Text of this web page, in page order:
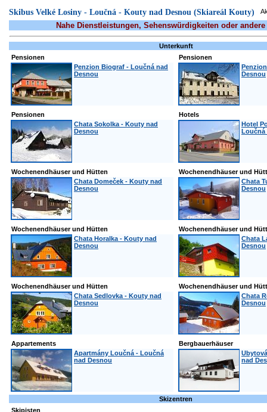
Skibus Velké Losiny - Loučná - Kouty nad Desnou (Skiareál Kouty)
Nahe Dienstleistungen, Sehenswürdigkeiten oder andere
Unterkunft
Pensionen
Penzion Biograf - Loučná nad
Desnou
Pensionen
Desnou
Pensionen
Chata Sokolka - Kouty nad
Desnou
Hotels
Hotel
Loučná
Wochenendhäuser und Hütten
Chata Domeček - Kouty nad
Desnou
Wochenendhäuser und
Chata
Desnou
Wochenendhäuser und Hütten
Chata Horalka - Kouty nad
Desnou
Wochenendhäuser und
Chata
Desnou
Wochenendhäuser und Hütten
Chata Sedlovka - Kouty nad
Desnou
Wochenendhäuser und
Chata
Desnou
Appartements
Apartmány Loučná - Loučná
nad Desnou
Bergbauerhäuser
nad
Skizentren
Skipisten